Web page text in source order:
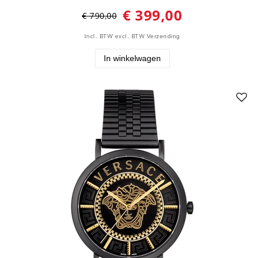
€ 790,00 € 399,00
Incl. BTW excl. BTW Verzending
In winkelwagen